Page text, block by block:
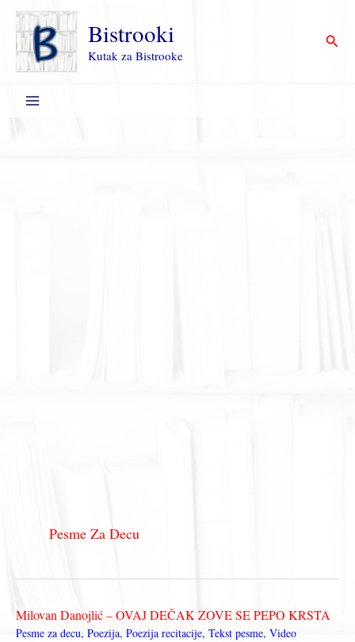
Пређи
садржај
Bistrooki
Kutak za Bistrooke
Pesme Za Decu
Milovan Danojlić – OVAJ DEČAK ZOVE SE PEPO KRSTA
Pesme za decu, Poezija, Poezija recitacije, Tekst pesme, Video